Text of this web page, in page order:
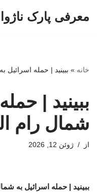
معرفی پارک
خانه » ببینید | حمله اسرائیل
ببینید |
شمال رام
از ژوئن 12, 2026
ببینید | حمله اسرائیل به